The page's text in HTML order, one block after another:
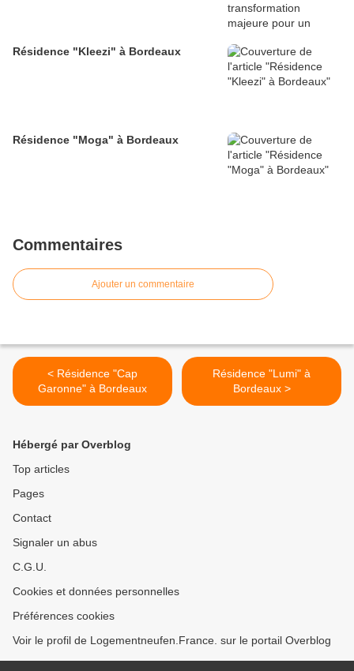
Résidence "Kleezi" à Bordeaux
Résidence "Moga" à Bordeaux
Commentaires
Ajouter un commentaire
< Résidence "Cap
Garonne" à Bordeaux
Résidence "Lumi" à
Bordeaux >
Hébergé par Overblog
Top articles
Pages
Contact
Signaler un abus
C.G.U.
Cookies et données personnelles
Préférences cookies
Voir le profil de Logementneufen.France. sur le portail Overblog